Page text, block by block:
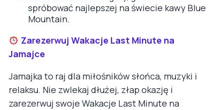
spróbować najlepszej na świecie kawy Blue
Mountain.
Zarezerwuj Wakacje Last Minute na
Jamajce
Jamajka to raj dla miłośników słońca, muzyki i
relaksu. Nie zwlekaj dłużej, złap okazję i
zarezerwuj swoje Wakacje Last Minute na